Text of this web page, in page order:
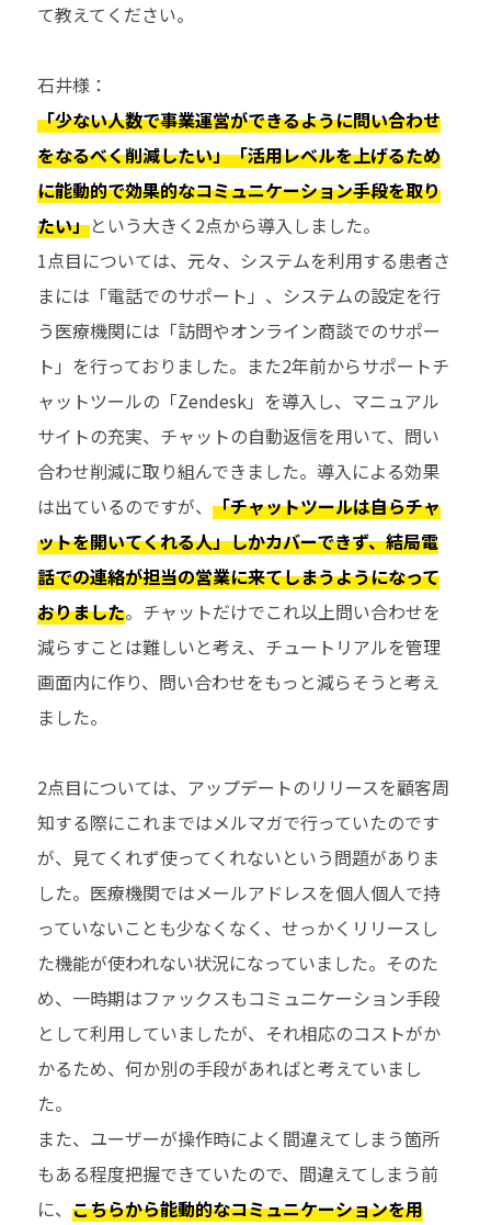
て教えてください。
石井様：
「少ない人数で事業運営ができるように問い合わせ
をなるべく削減したい」「活用レベルを上げるため
に能動的で効果的なコミュニケーション手段を取り
たい」という大きく 2点から導入しました。
1点目については、元々、システムを利用する患者さ
まには「電話でのサポート」、システムの設定を行
う医療機関には「訪問やオンライン商談でのサポー
ト」を行っておりました。また2年前からサポートチ
ャットツールの「Zendesk」を導入し、マニュアル
サイトの充実、チャットの自動返信を用いて、問い
合わせ削減に取り組んできました。導入による効果
は出ているのですが、 「チャットツールは自らチャ
ットを開いてくれる人」しかカバーできず、結局電
話での連絡が担当の営業に来てしまうようになって
おりました。チャットだけでこれ以上問い合わせを
減らすことは難しいと考え、チュートリアルを管理
画面内に作り、問い合わせをもっと減らそうと考え
ました。
2点目については、アップデートのリリースを顧客周
知する際にこれまではメルマガで行っていたのです
が、見てくれず使ってくれないという問題がありま
した。医療機関ではメールアドレスを個人個人で持
っていないことも少なくなく、せっかくリリースし
た機能が使われない状況になっていました。そのた
め、一時期はファックスもコミュニケーション手段
として利用していましたが、それ相応のコストがか
かるため、何か別の手段があればと考えていまし
た。
また、ユーザーが操作時によく間違えてしまう箇所
もある程度把握できていたので、間違えてしまう前
に、 こちらから能動的なコミュニケーションを用